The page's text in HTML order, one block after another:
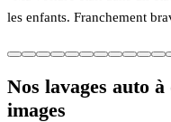
les enfants. Franchement
Nos lavages auto
images